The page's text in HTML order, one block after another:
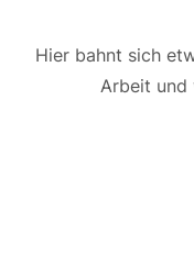
Hier bahnt sich
Arbeit